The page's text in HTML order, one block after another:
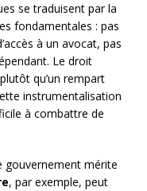
se traduisent par la
fondamentales : pas
à un avocat, pas
Le droit
qu’un rempart
instrumentalisation
à combattre de
gouvernement mérite
, par exemple, peut